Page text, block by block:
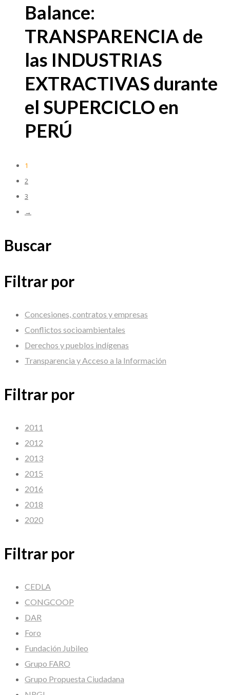
Balance:
TRANSPARENCIA de
las INDUSTRIAS
EXTRACTIVAS durante
el SUPERCICLO en
PERÚ
1
2
3
→
Buscar
Filtrar por
Concesiones, contratos y empresas
Conflictos socioambientales
Derechos y pueblos indígenas
Transparencia y Acceso a la Información
Filtrar por
2011
2012
2013
2015
2016
2018
2020
Filtrar por
CEDLA
CONGCOOP
DAR
Foro
Fundación Jubileo
Grupo FARO
Grupo Propuesta Ciudadana